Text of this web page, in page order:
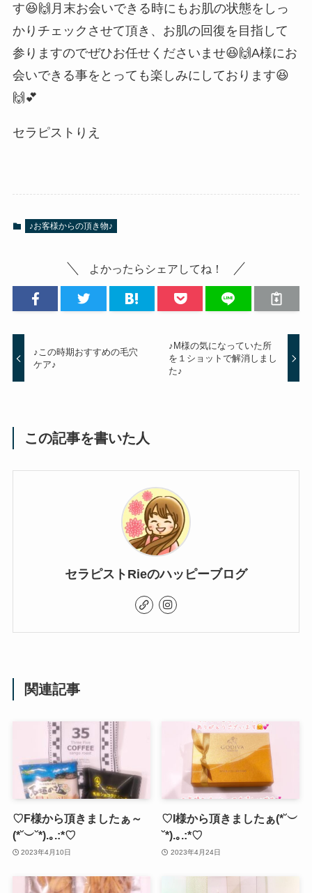
す😆🙌月末お会いできる時にもお肌の状態をしっ
かりチェックさせて頂き、お肌の回復を目指して
参りますのでぜひお任せくださいませ😆🙌A様にお
会いできる事をとっても楽しみにしております😆
🙌💕
セラピストりえ
♪お客様からの頂き物♪
よかったらシェアしてね！
♪この時期おすすめの毛穴
ケア♪
♪M様の気になっていた所
を１ショットで解消しまし
た♪
この記事を書いた人
セラピストRieのハッピーブログ
関連記事
♡F様から頂きましたぁ～
(*˘︶˘*).｡.:*♡
2023年4月10日
♡I様から頂きましたぁ(*˘︶
˘*).｡.:*♡
2023年4月24日